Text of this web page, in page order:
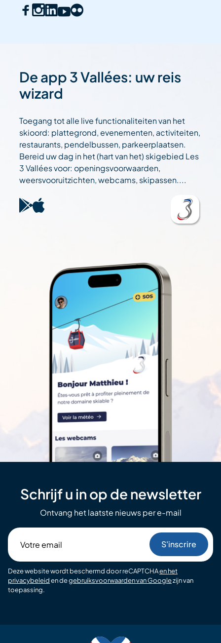
De app 3 Vallées: uw reis
wizard
Toegang tot alle live functionaliteiten van het
skioord: plattegrond, evenementen, activiteiten,
restaurants, pendelbussen, parkeerplaatsen.
Bereid uw dag in het (hart van het) skigebied Les
3 Vallées voor: openingsvoorwaarden,
weersvooruitzichten, webcams, skipassen....
Schrijf u in op de newsletter
Ontvang het laatste nieuws per e-mail
email
Deze website wordt beschermd door reCAPTCHAen het
privacybeleiden degebruiksvoorwaarden van Googlezijn van
toepassing.